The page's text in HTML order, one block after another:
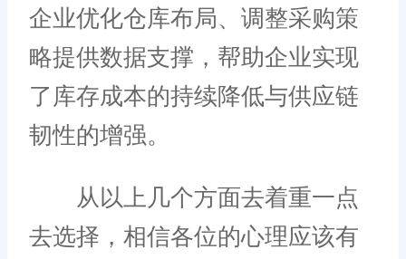
企业优化仓库布局、调整采购策
略提供数据支撑，帮助企业实现
了库存成本的持续降低与供应链
韧性的增强。
从以上几个方面去着重一点
去选择，相信各位的心理应该有